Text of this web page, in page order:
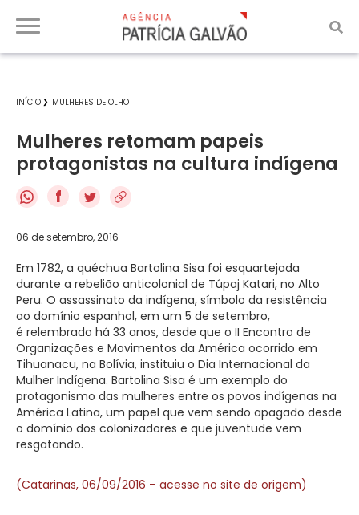
INÍCIO MULHERES DE OLHO
Mulheres retomam papeis
protagonistas na cultura indígena
f
06 de setembro, 2016
Em 1782, a quéchua Bartolina Sisa foi esquartejada
durante a rebelião anticolonial de Túpaj Katari, no Alto
Peru. O assassinato da indígena, símbolo da resistência
ao domínio espanhol, em um 5 de setembro,
é relembrado há 33 anos, desde que o II Encontro de
Organizações e Movimentos da América ocorrido em
Tihuanacu, na Bolívia, instituiu o Dia Internacional da
Mulher Indígena. Bartolina Sisa é um exemplo do
protagonismo das mulheres entre os povos indígenas na
América Latina, um papel que vem sendo apagado desde
o domínio dos colonizadores e que juventude vem
resgatando.
(Catarinas, 06/09/2016 – acesse no site de origem)